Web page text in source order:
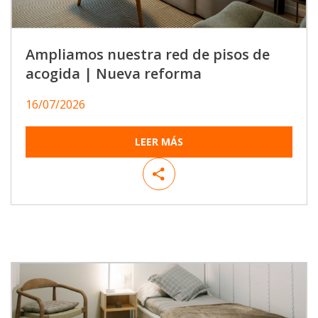
Ampliamos nuestra red de pisos de
acogida | Nueva reforma
16/07/2026
LEER MÁS